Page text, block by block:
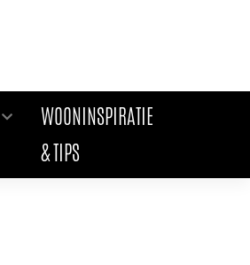
WOONINSPIRATIE
& TIPS